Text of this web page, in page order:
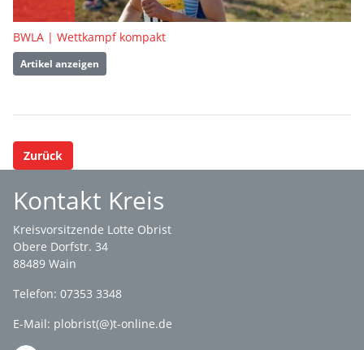
BWLA | Wettkampf kompakt
Artikel anzeigen
Zurück
Kontakt Kreis
Kreisvorsitzende Lotte Obrist
Obere Dorfstr. 34
88489 Wain
Telefon: 07353 3348
E-Mail: plobrist(@)t-online.de